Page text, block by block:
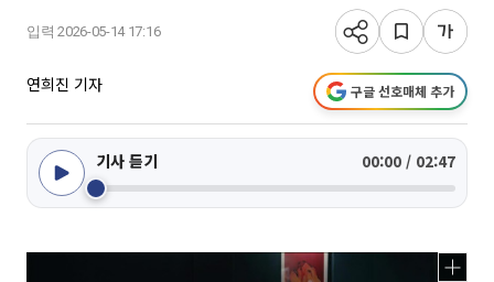
입력 2026-05-14 17:16
연희진 기자 구글 선호매체 추가
기사 듣기 00:00 / 02:47